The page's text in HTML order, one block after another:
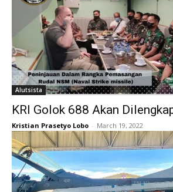
Alutsista
KRI Golok 688 Akan
Kristian Prasetyo Lobo - March 19, 2022